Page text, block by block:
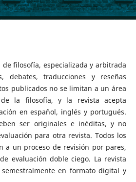
filosofía, especializada y arbitrada
debates, traducciones y reseñas
publicados no se limitan a un área
la filosofía, y la revista acepta
en español, inglés y portugués.
ser originales e inéditas, y no
para otra revista. Todos los
a un proceso de revisión por pares,
evaluación doble ciego. La revista
en formato digital y